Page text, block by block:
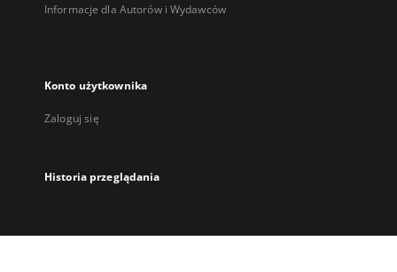
Informacje dla Autorów i Wydawców
Konto użytkownika
Zaloguj się
Historia przeglądania